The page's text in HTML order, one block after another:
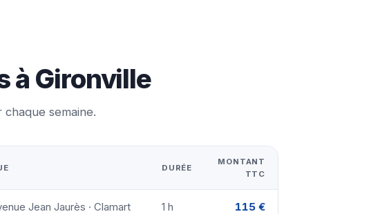
à Gironville
semaine.
DURÉE
MONTANT
TTC
Jean Jaurès · Clamart 1 h 115 €